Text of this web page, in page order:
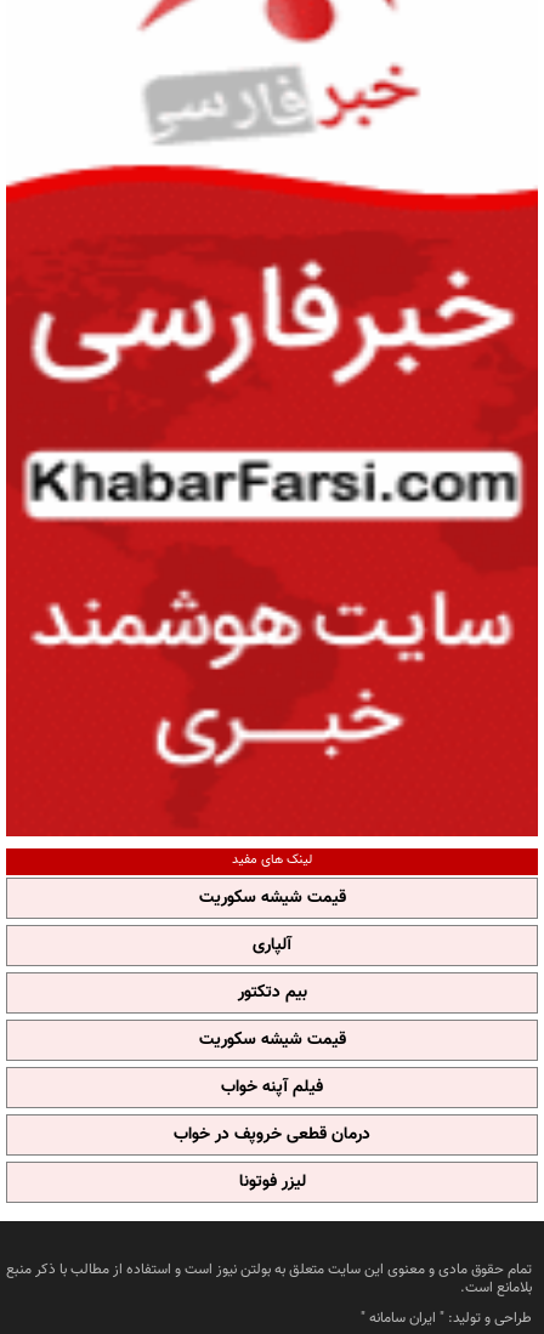
لینک های مفید
قیمت شیشه سکوریت
آلپاری
بیم دتکتور
قیمت شیشه سکوریت
فیلم آپنه خواب
درمان قطعی خروپف در خواب
لیزر فوتونا
تمام حقوق مادی و معنوی این سایت متعلق به بولتن نیوز است و استفاده از مطالب با ذکر منبع
بلامانع است.
طراحی و تولید: " ایران سامانه"